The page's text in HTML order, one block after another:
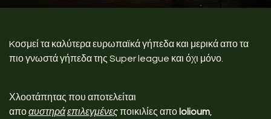
Kοσμεί τα καλύτερα ευρωπαϊκά γήπεδα και μερικά απο τα
πιο γνωστά γήπεδα της Super league και όχι μόνο.
Χλοοτάπητας που αποτελείται
αποαυστηράεπιλεγμένεςποικιλίες απο lolioum